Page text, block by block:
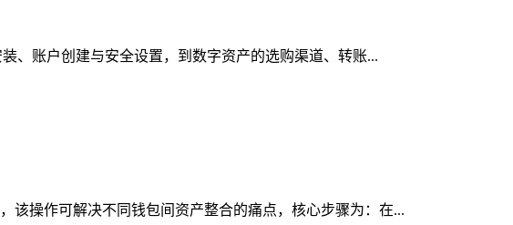
、账户创建与安全设置，到数字资产的选购渠道、转账...
该操作可解决不同钱包间资产整合的痛点，核心步骤为：在...